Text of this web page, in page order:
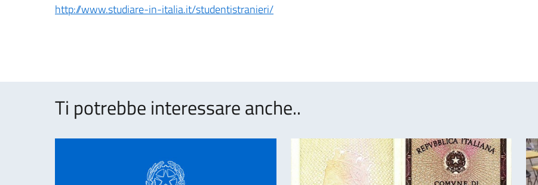
http://www.studiare-in-italia.it/studentistranieri/
Ti potrebbe interessare anche..